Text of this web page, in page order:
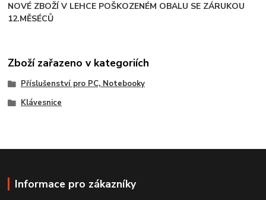
NOVÉ ZBOŽÍ V LEHCE POŠKOZENÉM OBALU SE ZÁRUKOU
12.MĚSÉCŮ
Zboží zařazeno v kategoriích
Příslušenství pro PC, Notebooky
Klávesnice
Informace pro zákazníky